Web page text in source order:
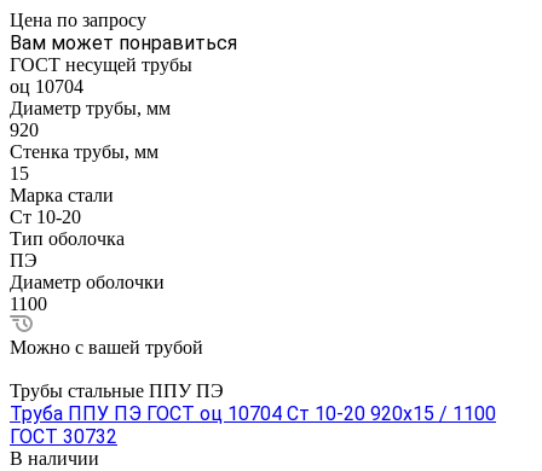
Цена по запросу
Вам может понравиться
ГОСТ несущей трубы
оц 10704
Диаметр трубы, мм
920
Стенка трубы, мм
15
Марка стали
Ст 10-20
Тип оболочка
ПЭ
Диаметр оболочки
1100
Можно с вашей трубой
Трубы стальные ППУ ПЭ
Труба ППУ ПЭ ГОСТ оц 10704 Ст 10-20 920x15 / 1100
ГОСТ 30732
В наличии